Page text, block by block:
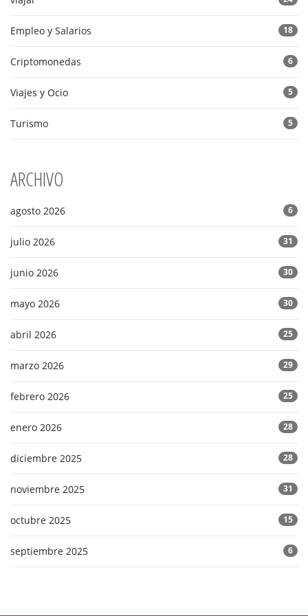
Empleo y Salarios 18
Criptomonedas 6
Viajes y Ocio 5
Turismo 5
ARCHIVO
agosto 2026 6
julio 2026 31
junio 2026 30
mayo 2026 30
abril 2026 25
marzo 2026 29
febrero 2026 25
enero 2026 28
diciembre 2025 28
noviembre 2025 31
octubre 2025 15
septiembre 2025 6